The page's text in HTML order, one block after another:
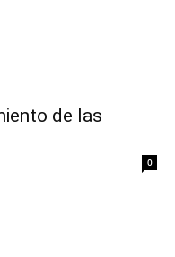
de las
0